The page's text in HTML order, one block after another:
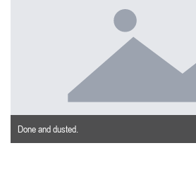
Done and dusted.